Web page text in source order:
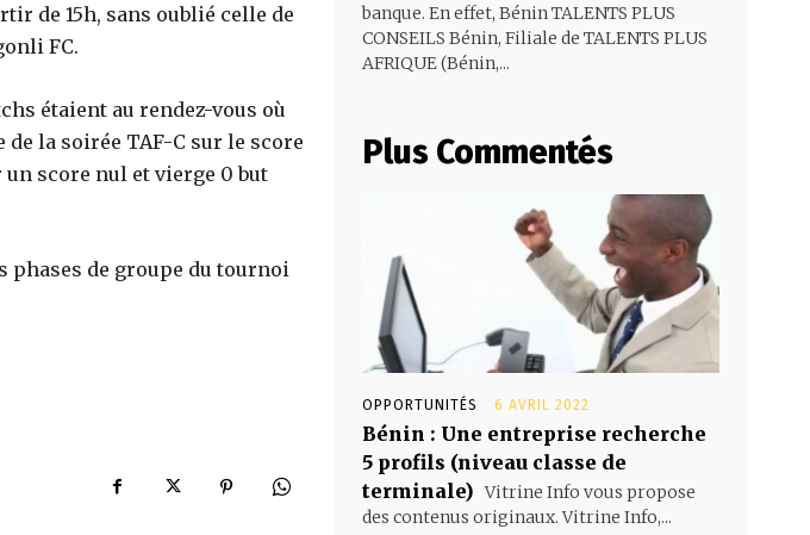
de 15h, sans oublié celle de
FC.
étaient au rendez-vous où
la soirée TAF-C sur le score
un score nul et vierge 0 but
phases de groupe du tournoi
banque. En effet, Bénin TALENTS PLUS
CONSEILS Bénin, Filiale de TALENTS PLUS
AFRIQUE (Bénin,...
Plus Commentés
OPPORTUNITÉS 6 AVRIL 2022
Bénin : Une entreprise recherche
5 profils (niveau classe de
terminale) Vitrine Info vous propose
des contenus originaux. Vitrine Info,...